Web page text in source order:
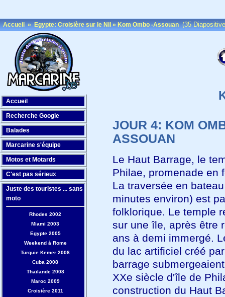
Accueil»Egypte: Croisière sur le Nil»Kom Ombo -Assouan (35
JOUR 4: KOM
ASSOUAN
Le Haut Barrage, le
Philae, promenade en
La traversée en
minutes environ) est
folklorique. Le temple
sur une île, après être
ans à demi immergé.
du lac artificiel créé
barrage
XXe siècle d'île de
construction du Haut
Accueil
Recherche Google
Balades
Marcarine s'équipe
Motos et Motards
C'est pas sérieux
Juste des touristes ... sans
moto
Rhodes 2002
Miami 2003
Egypte 2005
Weekend à Rome
Turquie Kemer 2008
Cuba 2008
Thaïlande 2008
Maroc 2009
Croisière 2011